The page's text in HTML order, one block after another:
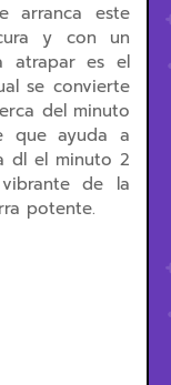
arranca este
y con un
atrapar es el
se convierte
del minuto
que ayuda a
dl el minuto 2
de la
potente.